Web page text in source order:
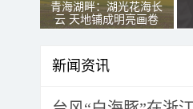
青海湖畔：湖光花海长
云 天地铺成明亮画卷
新闻资讯